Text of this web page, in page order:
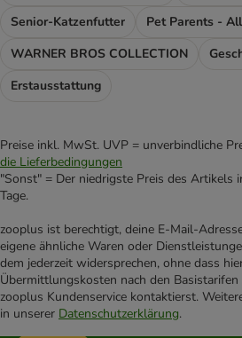
Senior-Katzenfutter
Pet Parents -
WARNER BROS COLLECTION
Erstausstattung
Preise inkl. MwSt. UVP = unverbindliche
die Lieferbedingungen
"Sonst" = Der niedrigste Preis des Artikels
Tage.
zooplus ist berechtigt, deine E-Mail-
eigene ähnliche Waren oder
dem jederzeit widersprechen, ohne dass
Übermittlungskosten nach den
zooplus Kundenservice kontaktierst.
in unserer Datenschutzerklärung.